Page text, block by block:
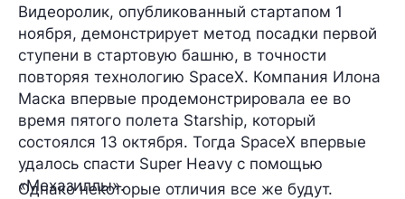
Видеоролик, опубликованный стартапом 1
ноября, демонстрирует метод посадки первой
ступени в стартовую башню, в точности
повторяя технологию SpaceX. Компания Илона
Маска впервые продемонстрировала ее во
время пятого полета Starship, который
состоялся 13 октября. Тогда SpaceX впервые
удалось спасти Super Heavy с помощью
«Мехазиллы».
Однако некоторые отличия все же будут.